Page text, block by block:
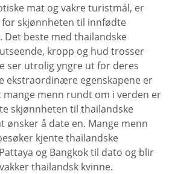
mat og vakre turistmål, er
for skjønnheten til innfødte
Det beste med thailandske
kropp og hud trosser
ser utrolig yngre ut for deres
ekstraordinære egenskapene er
menn rundt om i verden er
skjønnheten til thailandske
ønsker å date en. Mange menn
kjente thailandske
og Bangkok til dato og blir
thailandsk kvinne.